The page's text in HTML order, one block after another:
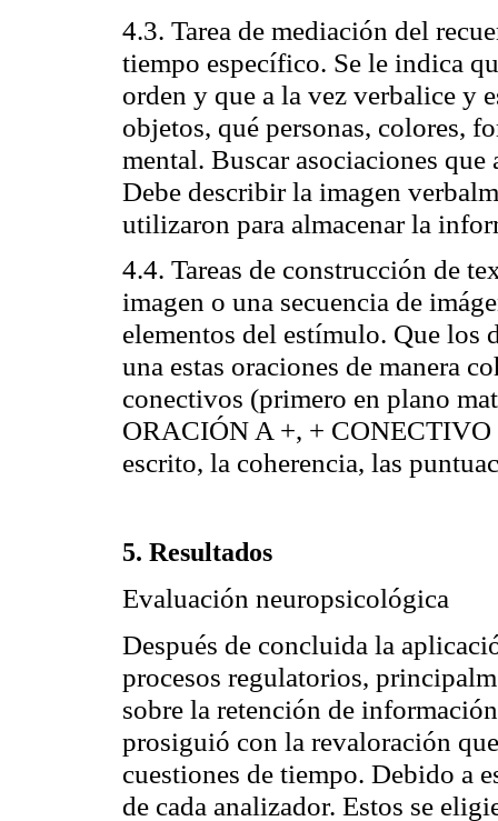
4.3. Tarea de mediación del
tiempo específico. Se le indica
orden y que a la vez verbalice y
objetos, qué personas, colores,
mental. Buscar asociaciones
Debe describir la imagen
utilizaron para almacenar la
4.4. Tareas de construcción de
imagen o una secuencia de
elementos del estímulo. Que los
una estas oraciones de manera
conectivos (primero en plano
ORACIÓN A +, +
escrito, la coherencia, las
5. Resultados
Evaluación neuropsicológica
Después de concluida la
procesos regulatorios,
sobre la retención de
prosiguió con la revaloración
cuestiones de tiempo. Debido a
de cada analizador. Estos se